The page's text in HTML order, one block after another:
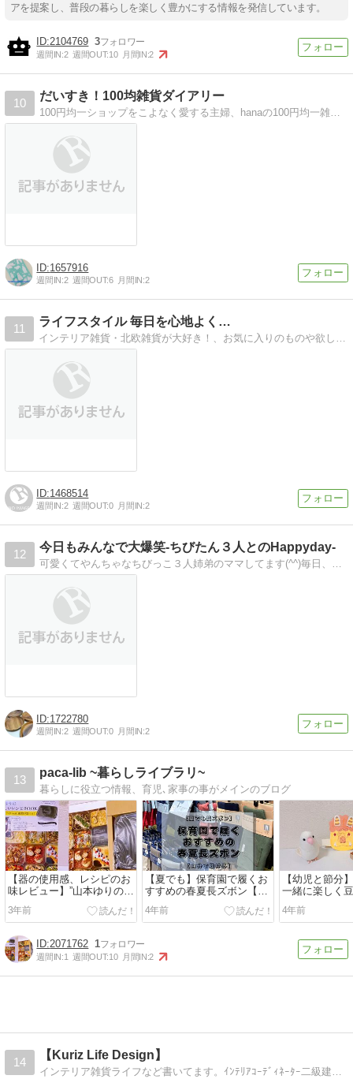
アを提案し、普段の暮らしを楽しく豊かにする情報を発信しています。
2104769 3
週間IN:2 週間OUT:10 月間IN:2
10
だいすき！100均雑貨ダイアリー
100円均一ショップをこよなく愛する主婦、hanaの100円均一雑貨日記です。
1657916
週間IN:2 週間OUT:6 月間IN:2
11
ライフスタイル 毎日を心地よく…
インテリア雑貨・北欧雑貨が大好き！、お気に入りのものや欲しいなぁと思っているものをブログで綴っております〜！！
1468514
週間IN:2 週間OUT:0 月間IN:2
12
今日もみんなで大爆笑-ちびたん３人とのHappyday-
可愛くてやんちゃなちびっこ３人姉弟のママしてます(^^)毎日、ドタバタです(笑)会い、ますます育児が楽しくなってきました！パンや雑貨アレンジ、雑貨集め、子育て〜
1722780
週間IN:2 週間OUT:0 月間IN:2
13
paca-lib ~暮らしライブラリ~
暮らしに役立つ情報、育児､家事の事がメインのブログ
【器の使用感、レシピのお
味レビュー】”山本ゆりのお
いしいレシピBOOK”ムック
本を買って使ってみた
3年前
【夏でも】保育園で履くお
すすめの春夏長ズボン【自
分で履ける】
4年前
【幼児と節分
一緒に楽しく
の豆の代用品
4年前
2071762 1
週間IN:1 週間OUT:10 月間IN:2
14
【Kuriz Life Design】
インテリア雑貨ライフなど書いてます。ｲﾝﾃﾘｱｺｰﾃﾞｨﾈｰﾀｰ二級建築士KURIZのｲﾝﾃﾘｱﾌﾞﾛｸﾞ＾-＾）